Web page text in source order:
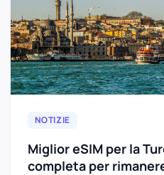
NOTIZIE
Miglior eSIM per la
completa per